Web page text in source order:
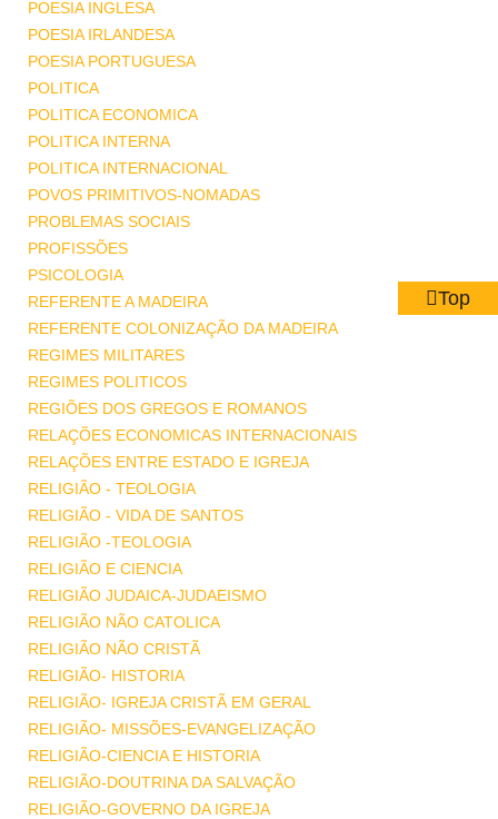
POESIA INGLESA
POESIA IRLANDESA
POESIA PORTUGUESA
POLITICA
POLITICA ECONOMICA
POLITICA INTERNA
POLITICA INTERNACIONAL
POVOS PRIMITIVOS-NOMADAS
PROBLEMAS SOCIAIS
PROFISSÕES
PSICOLOGIA
REFERENTE A MADEIRA
REFERENTE COLONIZAÇÃO DA MADEIRA
REGIMES MILITARES
REGIMES POLITICOS
REGIÕES DOS GREGOS E ROMANOS
RELAÇÕES ECONOMICAS INTERNACIONAIS
RELAÇÕES ENTRE ESTADO E IGREJA
RELIGIÃO - TEOLOGIA
RELIGIÃO - VIDA DE SANTOS
RELIGIÃO -TEOLOGIA
RELIGIÃO E CIENCIA
RELIGIÃO JUDAICA-JUDAEISMO
RELIGIÃO NÃO CATOLICA
RELIGIÃO NÃO CRISTÃ
RELIGIÃO- HISTORIA
RELIGIÃO- IGREJA CRISTÃ EM GERAL
RELIGIÃO- MISSÕES-EVANGELIZAÇÃO
RELIGIÃO-CIENCIA E HISTORIA
RELIGIÃO-DOUTRINA DA SALVAÇÃO
RELIGIÃO-GOVERNO DA IGREJA
Top